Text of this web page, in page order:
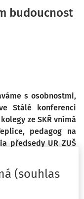
budoucnost
s osobnostmi,
Stálé konferenci
ze SKŘ vnímá
pedagog na
předsedy UR ZUŠ
jiných a s jinými
(souhlas